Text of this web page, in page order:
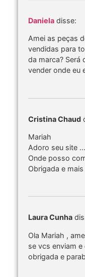
Daniela disse:
Amei as peças
vendidas para
da marca? Será
vender onde eu
Cristina Chaud
Mariah
Adoro seu site …
Onde posso
Obrigada e mais
Laura Cunha
Ola Mariah ,
se vcs enviam
obrigada e